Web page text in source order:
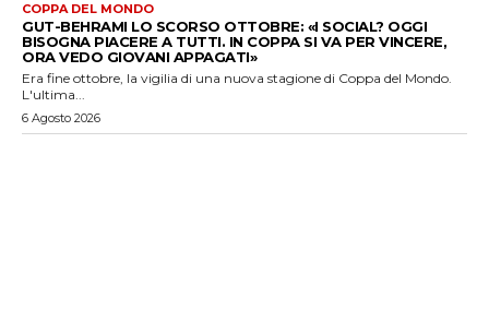
COPPA DEL MONDO
GUT-BEHRAMI LO SCORSO OTTOBRE: «I SOCIAL? OGGI
BISOGNA PIACERE A TUTTI. IN COPPA SI VA PER VINCERE,
ORA VEDO GIOVANI APPAGATI»
Era fine ottobre, la vigilia di una nuova stagione di Coppa del Mondo.
L'ultima...
6 Agosto 2026